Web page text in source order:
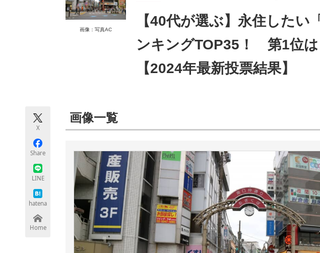
ちょっと気になるネットの話題
画像：写真AC
【40代が選ぶ】永住したい
ンキングTOP35！ 第1位は
【2024年最新投票結果】
X
Share
LINE
hatena
Home
画像一覧